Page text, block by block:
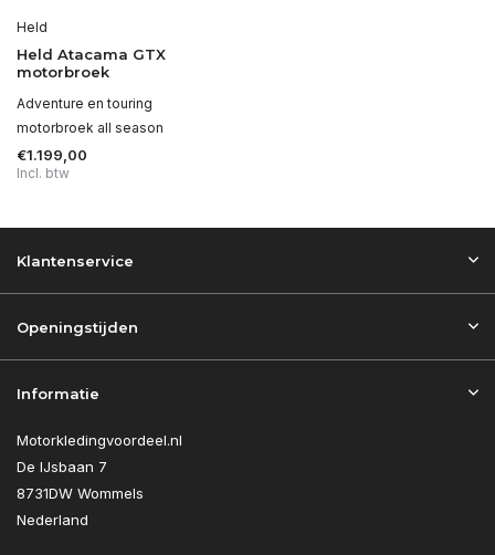
Held
Held Atacama GTX
motorbroek
Adventure en touring
motorbroek all season
€1.199,00
Incl. btw
Klantenservice
Openingstijden
Informatie
Motorkledingvoordeel.nl
De IJsbaan 7
8731DW Wommels
Nederland